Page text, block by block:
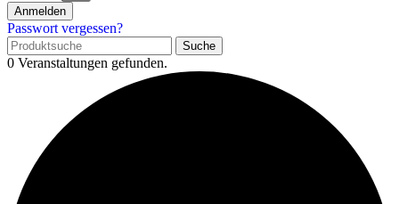
Anmelden
Passwort vergessen?
Suche
0 Veranstaltungen gefunden.